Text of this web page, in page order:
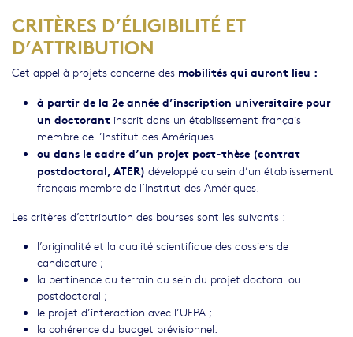
CRITÈRES D’ÉLIGIBILITÉ ET
D’ATTRIBUTION
Cet appel à projets concerne des mobilités qui auront lieu :
à partir de la 2e année d’inscription universitaire pour
un doctorant inscrit dans un établissement français
membre de l’Institut des Amériques
ou dans le cadre d’un projet post-thèse (contrat
postdoctoral, ATER) développé au sein d’un établissement
français membre de l’Institut des Amériques.
Les critères d’attribution des bourses sont les suivants :
l’originalité et la qualité scientifique des dossiers de
candidature ;
la pertinence du terrain au sein du projet doctoral ou
postdoctoral ;
le projet d’interaction avec l’UFPA ;
la cohérence du budget prévisionnel.